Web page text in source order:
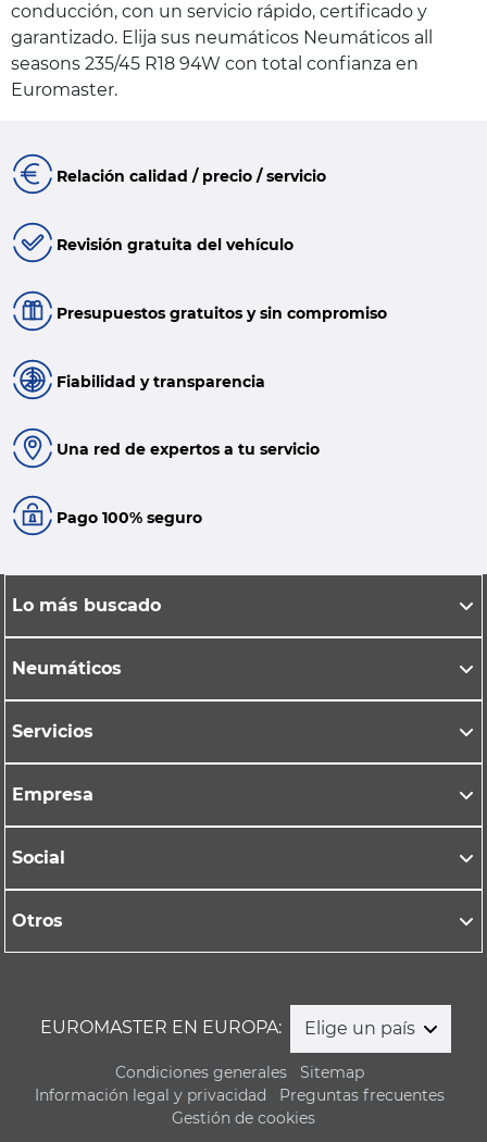
conducción, con un servicio rápido, certificado y
garantizado. Elija sus neumáticos Neumáticos all
seasons 235/45 R18 94W con total confianza en
Euromaster.
Relación calidad / precio / servicio
Revisión gratuita del vehículo
Presupuestos gratuitos y sin compromiso
Fiabilidad y transparencia
Una red de expertos a tu servicio
Pago 100% seguro
Lo más buscado
Neumáticos
Servicios
Empresa
Social
Otros
EUROMASTER EN EUROPA: Elige un país
Condiciones generales
Sitemap
Información legal y privacidad
Preguntas frecuentes
Gestión de cookies